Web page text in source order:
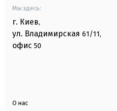
Мы здесь:
г. Киев,
ул. Владимирская 61/11,
офис 50
О нас